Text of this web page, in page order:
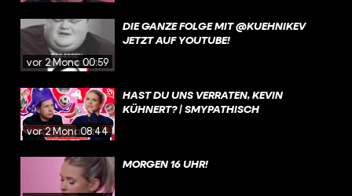
vor 2 Monaten
00:59
DIE GANZE FOLGE MIT @KUEHNIKEV
JETZT AUF YOUTUBE!
vor 2 Monaten
08:44
HAST DU UNS VERRATEN, KEVIN
KÜHNERT? | SMYPATHISCH
MORGEN 16 UHR!